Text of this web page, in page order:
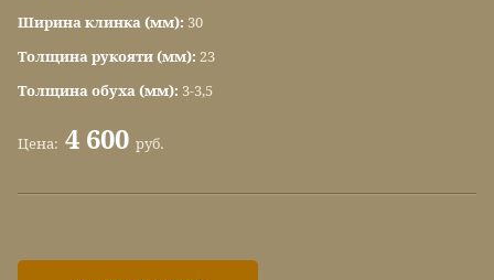
Ширина клинка (мм): 30
Толщина рукояти (мм): 23
Толщина обуха (мм): 3-3,5
Цена: 4 600 руб.